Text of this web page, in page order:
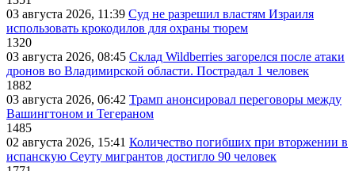
03 августа 2026, 11:39 Суд не разрешил властям Израиля
использовать крокодилов для охраны тюрем
1320
03 августа 2026, 08:45 Склад Wildberries загорелся после атаки
дронов во Владимирской области. Пострадал 1 человек
1882
03 августа 2026, 06:42 Трамп анонсировал переговоры между
Вашингтоном и Тегераном
1485
02 августа 2026, 15:41 Количество погибших при вторжении в
испанскую Сеуту мигрантов достигло 90 человек